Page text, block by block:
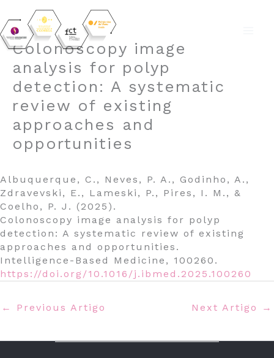
Skip
content
Colonoscopy image
analysis for polyp
detection: A systematic
review of existing
approaches and
opportunities
Albuquerque, C., Neves, P. A., Godinho, A.,
Zdravevski, E., Lameski, P., Pires, I. M., &
Coelho, P. J. (2025).
Colonoscopy image analysis for polyp
detection: A systematic review of existing
approaches and opportunities.
Intelligence-Based Medicine, 100260.
https://doi.org/10.1016/j.ibmed.2025.100260
← Previous Artigo Next Artigo →